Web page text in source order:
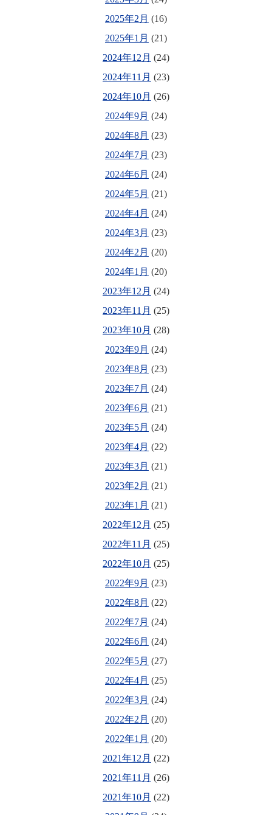
2025年2月 (16)
2025年1月 (21)
2024年12月 (24)
2024年11月 (23)
2024年10月 (26)
2024年9月 (24)
2024年8月 (23)
2024年7月 (23)
2024年6月 (24)
2024年5月 (21)
2024年4月 (24)
2024年3月 (23)
2024年2月 (20)
2024年1月 (20)
2023年12月 (24)
2023年11月 (25)
2023年10月 (28)
2023年9月 (24)
2023年8月 (23)
2023年7月 (24)
2023年6月 (21)
2023年5月 (24)
2023年4月 (22)
2023年3月 (21)
2023年2月 (21)
2023年1月 (21)
2022年12月 (25)
2022年11月 (25)
2022年10月 (25)
2022年9月 (23)
2022年8月 (22)
2022年7月 (24)
2022年6月 (24)
2022年5月 (27)
2022年4月 (25)
2022年3月 (24)
2022年2月 (20)
2022年1月 (20)
2021年12月 (22)
2021年11月 (26)
2021年10月 (22)